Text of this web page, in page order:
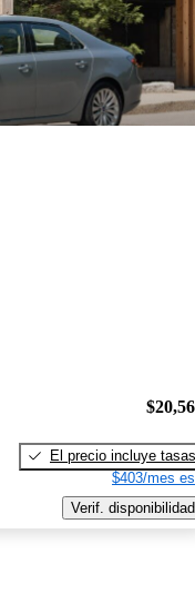
El precio incluye tasas
$403/mes
Verif. disponibilidad